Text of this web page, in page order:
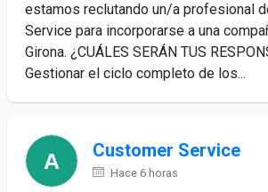
estamos reclutando un/a profesional
Service para incorporarse a una
Girona. ¿CUÁLES SERÁN TUS
Gestionar el ciclo completo de los...
Customer Service
Hace 6 horas